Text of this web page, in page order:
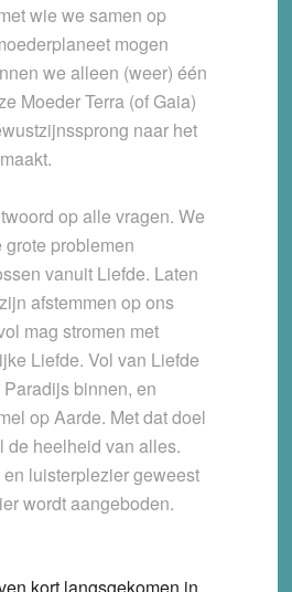
wie we samen op
mogen
we alleen (weer) één
Moeder Terra (of Gaia)
naar het
op alle vragen. We
problemen
vanuit Liefde. Laten
afstemmen op ons
mag stromen met
Liefde. Vol van Liefde
binnen, en
op Aarde. Met dat doel
de heelheid van alles.
luisterplezier geweest
wordt aangeboden.
kort langsgekomen in